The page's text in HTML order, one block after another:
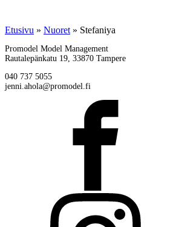
Etusivu » Nuoret » Stefaniya
Promodel Model Management
Rautalepänkatu 19, 33870 Tampere
040 737 5055
jenni.ahola@promodel.fi